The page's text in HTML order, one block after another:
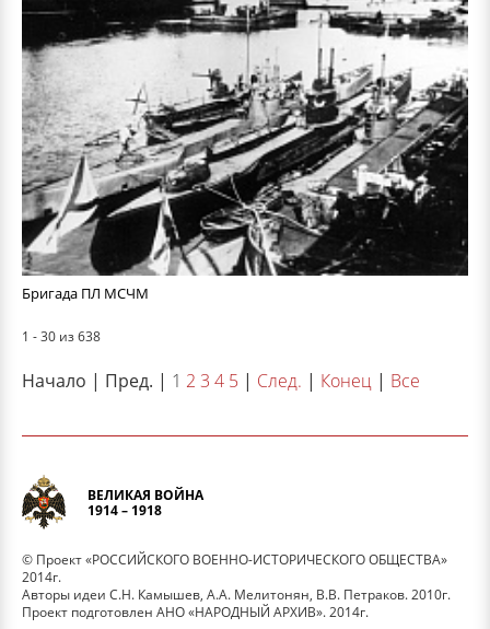
Бригада ПЛ МСЧМ
1 - 30 из 638
Начало | Пред. | 1 2 3 4 5 | След. | Конец | Все
ВЕЛИКАЯ ВОЙНА
1914 – 1918
© Проект «РОССИЙСКОГО ВОЕННО-ИСТОРИЧЕСКОГО ОБЩЕСТВА»
2014г.
Авторы идеи С.Н. Камышев, А.А. Мелитонян, В.В. Петраков. 2010г.
Проект подготовлен АНО «НАРОДНЫЙ АРХИВ». 2014г.